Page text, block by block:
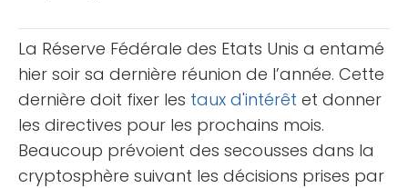
La Réserve Fédérale des Etats Unis a entamé
hier soir sa dernière réunion de l’année. Cette
dernière doit fixer les taux d'intérêt et donner
les directives pour les prochains mois.
Beaucoup prévoient des secousses dans la
cryptosphère suivant les décisions prises par